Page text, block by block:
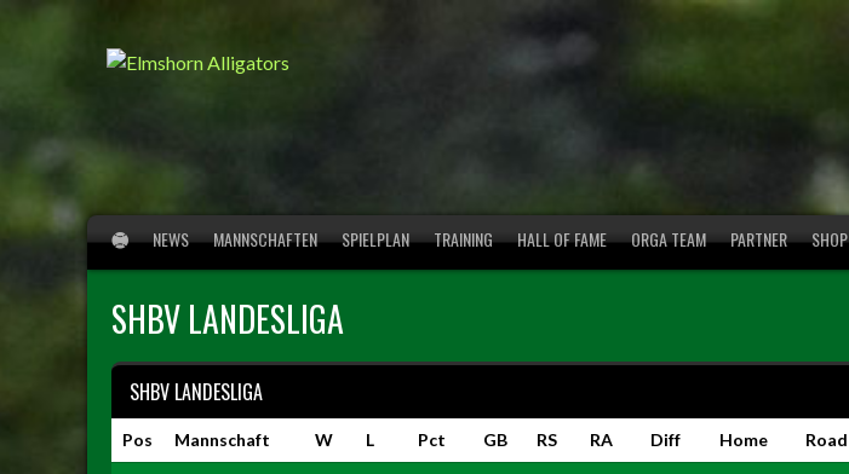
NEWS MANNSCHAFTEN SPIELPLAN TRAINING HALL OF FAME ORGA TEAM PARTNER SHOP
SHBV LANDESLIGA
SHBV LANDESLIGA
Pos Mannschaft W L Pct GB RS RA Diff Home Road